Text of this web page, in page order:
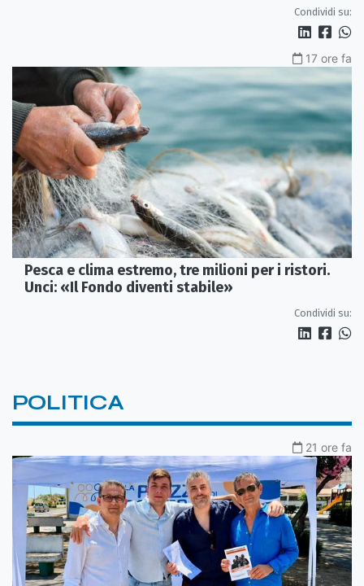
Condividi su:
17 ore fa
Pesca e clima estremo, tre milioni per i ristori.
Unci: «Il Fondo diventi stabile»
Condividi su:
POLITICA
21 ore fa